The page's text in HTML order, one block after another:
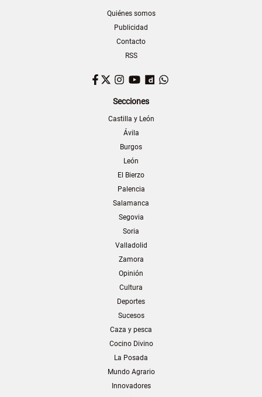
Quiénes somos
Publicidad
Contacto
RSS
Facebook
TwitterInstagram
YouTubeDailymotion
Secciones
Castilla y León
Ávila
Burgos
León
El Bierzo
Palencia
Salamanca
Segovia
Soria
Valladolid
Zamora
Opinión
Cultura
Deportes
Sucesos
Caza y pesca
Cocino Divino
La Posada
Mundo Agrario
Innovadores